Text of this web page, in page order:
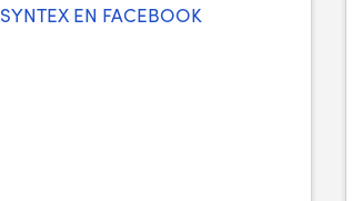
SYNTEX EN FACEBOOK